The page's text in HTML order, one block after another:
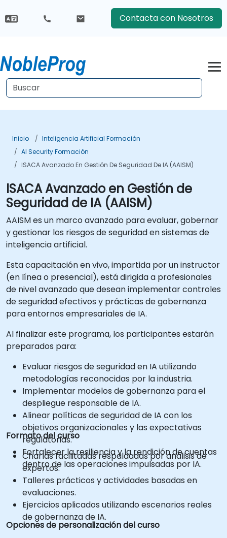
Contacta con Nosotros
Inicio
Inteligencia Artificial Formación
AI Security Formación
ISACA Avanzado En Gestión De Seguridad De IA (AAISM)
ISACA Avanzado en Gestión de
Seguridad de IA (AAISM)
AAISM es un marco avanzado para evaluar, gobernar
y gestionar los riesgos de seguridad en sistemas de
inteligencia artificial.
Esta capacitación en vivo, impartida por un instructor
(en línea o presencial), está dirigida a profesionales
de nivel avanzado que desean implementar controles
de seguridad efectivos y prácticas de gobernanza
para entornos empresariales de IA.
Al finalizar este programa, los participantes estarán
preparados para:
Evaluar riesgos de seguridad en IA utilizando
metodologías reconocidas por la industria.
Implementar modelos de gobernanza para el
despliegue responsable de IA.
Alinear políticas de seguridad de IA con los
objetivos organizacionales y las expectativas
regulatorias.
Fortalecer la resiliencia y la rendición de cuentas
dentro de las operaciones impulsadas por IA.
Formato del curso
Charlas facilitadas respaldadas por análisis de
expertos.
Talleres prácticos y actividades basadas en
evaluaciones.
Ejercicios aplicados utilizando escenarios reales
de gobernanza de IA.
Opciones de personalización del curso